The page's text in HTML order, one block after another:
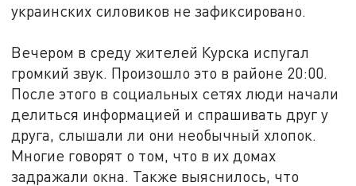
украинских силовиков не зафиксировано.
Вечером в среду жителей Курска испугал
громкий звук. Произошло это в районе 20:00.
После этого в социальных сетях люди начали
делиться информацией и спрашивать друг у
друга, слышали ли они необычный хлопок.
Многие говорят о том, что в их домах
задражали окна. Также выяснилось, что